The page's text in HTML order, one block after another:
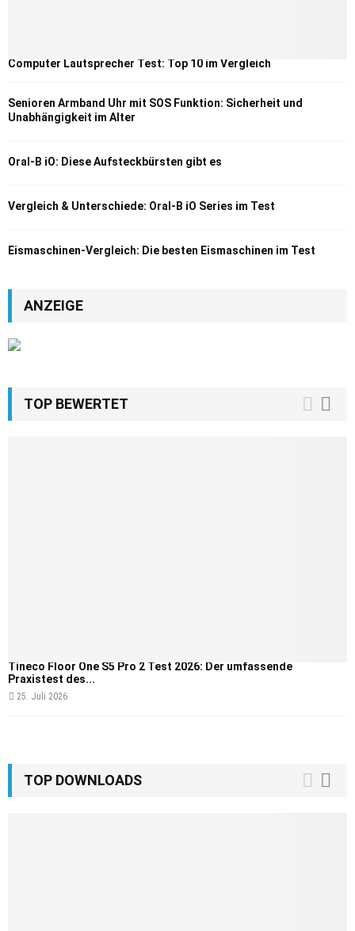
Computer Lautsprecher Test: Top 10 im Vergleich
Senioren Armband Uhr mit SOS Funktion: Sicherheit und
Unabhängigkeit im Alter
Oral-B iO: Diese Aufsteckbürsten gibt es
Vergleich & Unterschiede: Oral-B iO Series im Test
Eismaschinen-Vergleich: Die besten Eismaschinen im Test
ANZEIGE
TOP BEWERTET
Tineco Floor One S5 Pro 2 Test 2026: Der umfassende
Praxistest des...
25. Juli 2026
TOP DOWNLOADS